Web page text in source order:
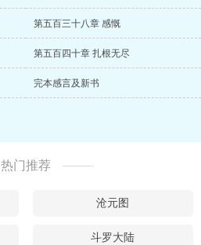
第五百三十八章 感慨
第五百四十章 扎根无尽
完本感言及新书
热门推荐
沧元图
斗罗大陆